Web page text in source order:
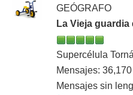
GEÓGRAFO
La Vieja guardia
Supercélula
Mensajes: 36,170
Mensajes sin